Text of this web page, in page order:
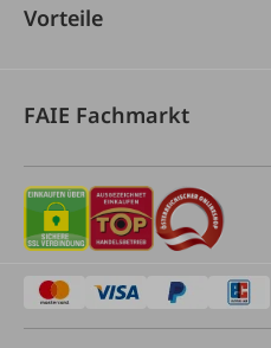
Vorteile
FAIE Fachmarkt